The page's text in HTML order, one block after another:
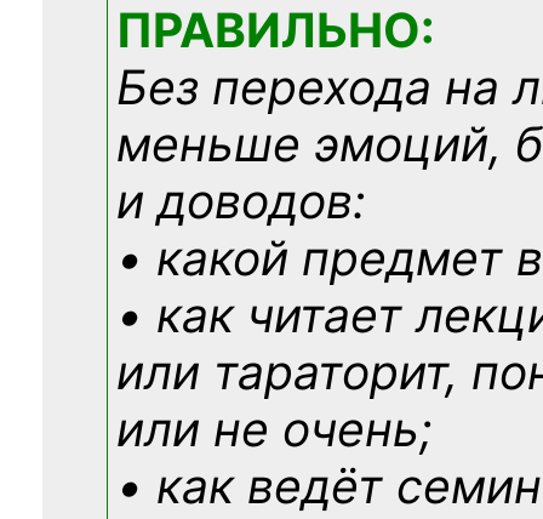
ПРАВИЛЬНО:
Без перехода на
меньше эмоций,
и доводов:
• какой предмет
• как читает
или тараторит,
или не очень;
• как ведёт